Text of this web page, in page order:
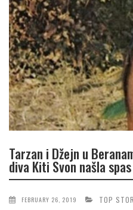
Tarzan i Džejn u
diva Kiti Svon našla
FEBRUARY 26, 2019 TOP